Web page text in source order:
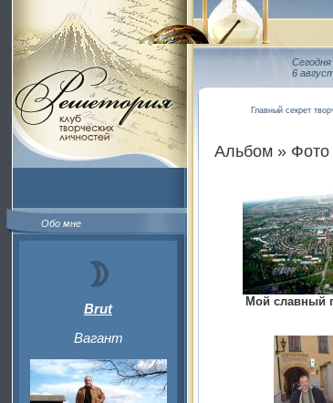
Обо мне
Brut
Вагант
Сегодня
6
Главный секрет
Альбом » Фото
Мой славный